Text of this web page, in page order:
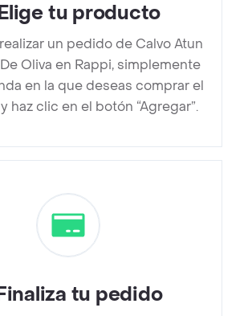
tu producto
un pedido de Calvo Atun
Oliva en Rappi, simplemente
en la que deseas comprar el
haz clic en el botón “Agregar”.
tu pedido